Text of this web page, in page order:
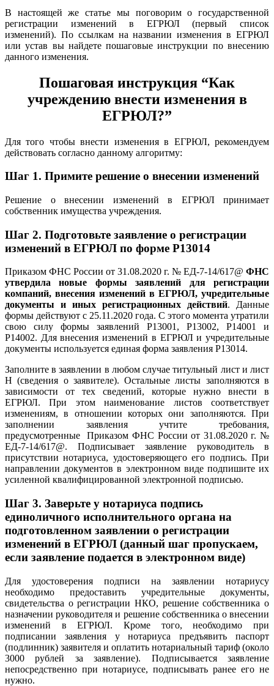
В настоящей же статье мы поговорим о государственной
регистрации изменений в ЕГРЮЛ (первый список
изменений). По ссылкам на названии изменения в ЕГРЮЛ
или устав вы найдете пошаговые инструкции по внесению
данного изменения.
Пошаговая инструкция “Как
учреждению внести изменения в
ЕГРЮЛ?”
Для того чтобы внести изменения в ЕГРЮЛ, рекомендуем
действовать согласно данному алгоритму:
Шаг 1. Примите решение о внесении изменений
Решение о внесении изменений в ЕГРЮЛ принимает
собственник имущества учреждения.
Шаг 2. Подготовьте заявление о регистрации
изменений в ЕГРЮЛ по форме Р13014
Приказом ФНС России от 31.08.2020 г. № ЕД-7-14/617@ ФНС
утвердила новые формы заявлений для регистрации
компаний, внесения изменений в ЕГРЮЛ, учредительные
документы и иных регистрационных действий. Данные
формы действуют с 25.11.2020 года. С этого момента утратили
свою силу формы заявлений Р13001, Р13002, Р14001 и
Р14002. Для внесения изменений в ЕГРЮЛ и учредительные
документы используется единая форма заявления Р13014.
Заполните в заявлении в любом случае титульный лист и лист
Н (сведения о заявителе). Остальные листы заполняются в
зависимости от тех сведений, которые нужно внести в
ЕГРЮЛ. При этом наименование листов соответствует
изменениям, в отношении которых они заполняются. При
заполнении заявления учтите требования,
предусмотренные
Приказом ФНС России от 31.08.2020 г. №
ЕД-7-14/617@. Подписывает заявление руководитель в
присутствии нотариуса, удостоверяющего его подпись. При
направлении документов в электронном виде подпишите их
усиленной квалифицированной электронной подписью.
Шаг 3. Заверьте у нотариуса подпись
единоличного исполнительного органа на
подготовленном заявлении о регистрации
изменений в ЕГРЮЛ (данный шаг пропускаем,
если заявление подается в электронном виде)
Для удостоверения подписи на заявлении нотариусу
необходимо предоставить учредительные документы,
свидетельства о регистрации НКО, решение собственника о
назначении руководителя и решение собственника о внесении
изменений в ЕГРЮЛ. Кроме того, необходимо при
подписании заявления у нотариуса предъявить паспорт
(подлинник) заявителя и оплатить нотариальный тариф (около
3000 рублей за заявление). Подписывается заявление
непосредственно при нотариусе, подписывать ранее его не
нужно.